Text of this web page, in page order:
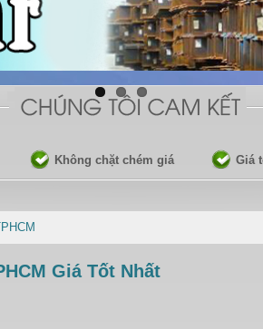
Không chặt chém giá Giá
Giá Tốt Nhất